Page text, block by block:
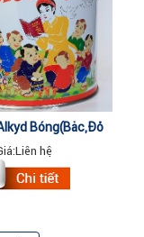
Bóng(Bạc,Đỏ
, Đỏ...) 2.8kg
Liên hệ